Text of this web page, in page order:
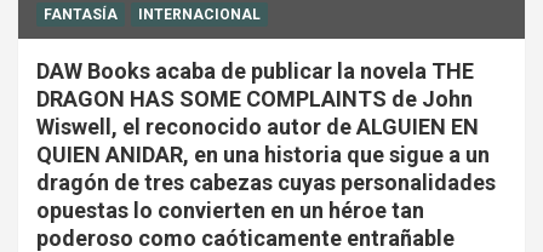
FANTASÍA INTERNACIONAL
DAW Books acaba de publicar la novela THE
DRAGON HAS SOME COMPLAINTS de John
Wiswell, el reconocido autor de ALGUIEN EN
QUIEN ANIDAR, en una historia que sigue a un
dragón de tres cabezas cuyas personalidades
opuestas lo convierten en un héroe tan
poderoso como caóticamente entrañable